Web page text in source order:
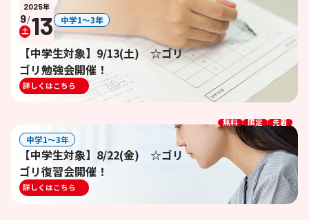
2025年
9/13
土
中学1〜3年
【中学生対象】9/13(土) ☆ゴリ
ゴリ勉強会開催！
詳しくはこちら
中学1〜3年
【中学生対象】8/22(金) ☆ゴリ
ゴリ復習会開催！
詳しくはこちら
無料 限定 先着